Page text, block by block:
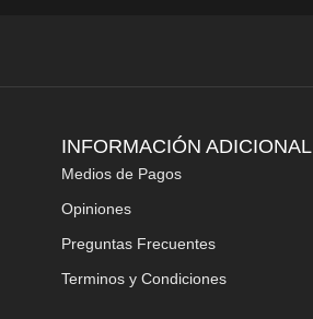
INFORMACIÓN ADICIONAL
Medios de Pagos
Opiniones
Preguntas Frecuentes
Terminos y Condiciones